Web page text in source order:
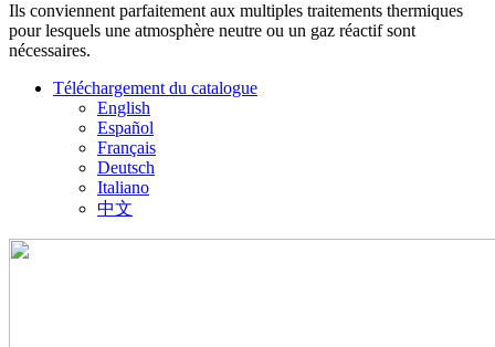
Ils conviennent parfaitement aux multiples traitements thermiques
pour lesquels une atmosphère neutre ou un gaz réactif sont
nécessaires.
Téléchargement du catalogue
English
Español
Français
Deutsch
Italiano
中文